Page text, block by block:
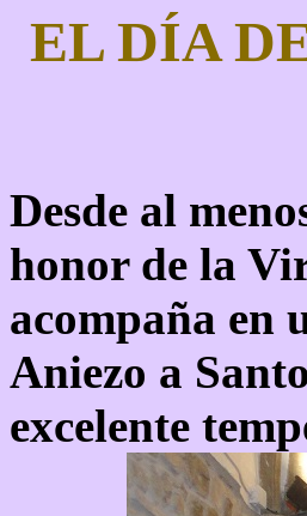
EL DÍA
Desde al
honor de la
acompaña en
Aniezo a
excelente